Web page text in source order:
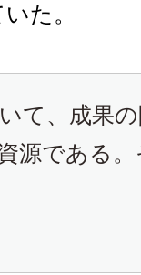
た。
て、成果
源である